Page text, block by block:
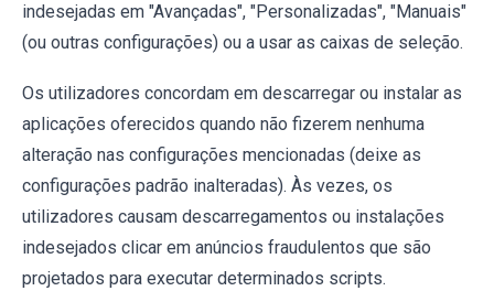
indesejadas em "Avançadas", "Personalizadas", "Manuais"
(ou outras configurações) ou a usar as caixas de seleção.
Os utilizadores concordam em descarregar ou instalar as
aplicações oferecidos quando não fizerem nenhuma
alteração nas configurações mencionadas (deixe as
configurações padrão inalteradas). Às vezes, os
utilizadores causam descarregamentos ou instalações
indesejados clicar em anúncios fraudulentos que são
projetados para executar determinados scripts.